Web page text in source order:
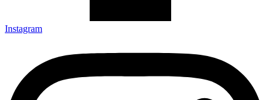
Instagram